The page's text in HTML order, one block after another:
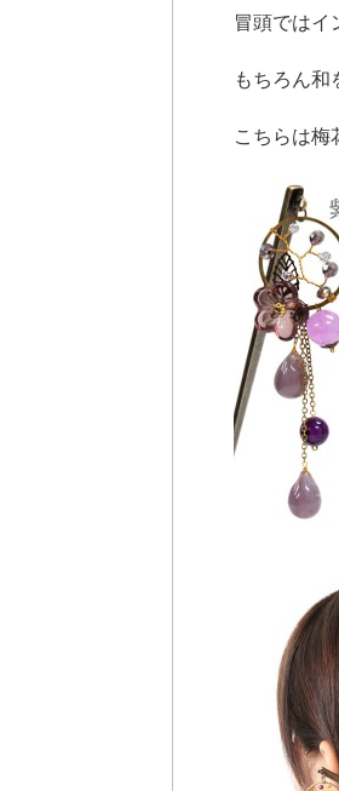
冒頭ではイ
もちろん和
こちらは梅